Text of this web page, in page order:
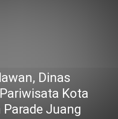
Dinas
Kota
Juang